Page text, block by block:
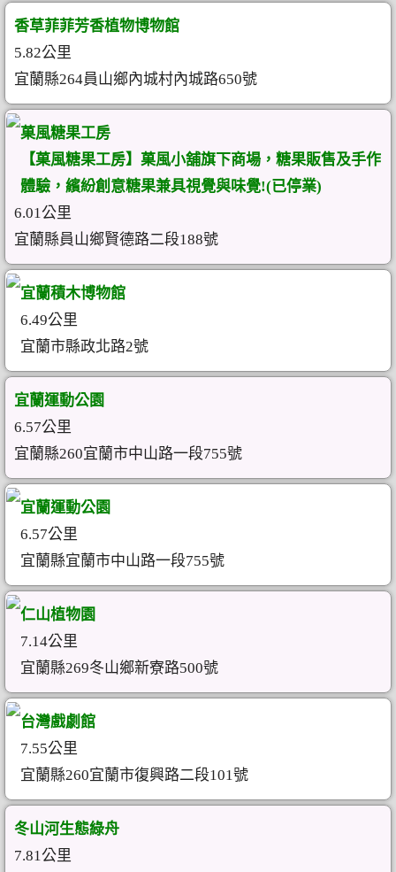
香草菲菲芳香植物博物館
5.82公里
宜蘭縣264員山鄉內城村內城路650號
菓風糖果工房
【菓風糖果工房】菓風小舖旗下商場，糖果販售及手作
體驗，繽紛創意糖果兼具視覺與味覺!(已停業)
6.01公里
宜蘭縣員山鄉賢德路二段188號
宜蘭積木博物館
6.49公里
宜蘭市縣政北路2號
宜蘭運動公園
6.57公里
宜蘭縣260宜蘭市中山路一段755號
宜蘭運動公園
6.57公里
宜蘭縣宜蘭市中山路一段755號
仁山植物園
7.14公里
宜蘭縣269冬山鄉新寮路500號
台灣戲劇館
7.55公里
宜蘭縣260宜蘭市復興路二段101號
冬山河生態綠舟
7.81公里